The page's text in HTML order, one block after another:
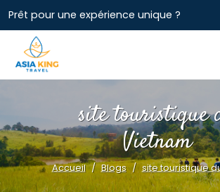
Prêt pour une expérience unique ?
site touristique
Vietnam
Accueil Blogs site touristique